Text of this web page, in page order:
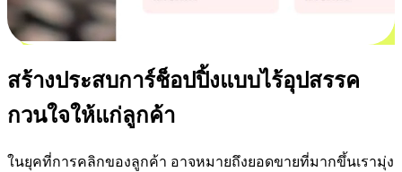
สร้างประสบการ์ช็อปปิ้งแบบไร้อุปสรรค
กวนใจให้แก่ลูกค้า
ในยุคที่การคลิกของลูกค้า อาจหมายถึงยอดขายที่มากขึ้นเรามุ่ง